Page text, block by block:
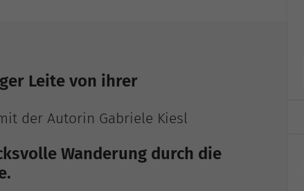
Leite von ihrer
der Autorin Gabriele Kiesl
Wanderung durch die